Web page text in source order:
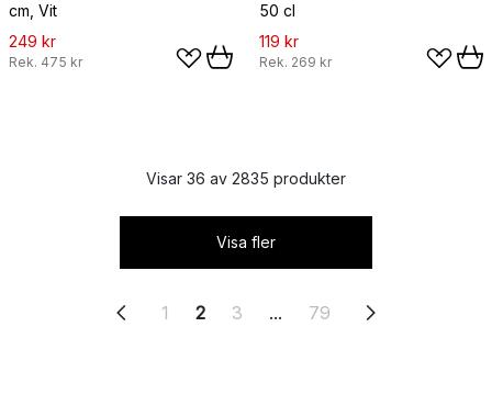
cm, Vit
249 kr
Rek. 475 kr
50 cl
119 kr
Rek. 269 kr
Visar 36 av 2835 produkter
Visa fler
1 2 3 ... 79